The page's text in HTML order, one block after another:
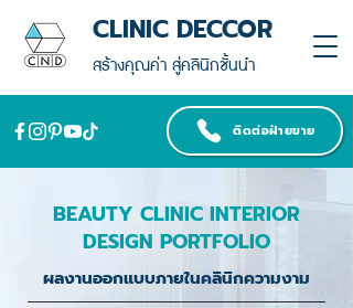
สร้างคุณค่า สู่คลินิกชั้นนำ
CLINIC DECCOR
ติดต่อฝ่ายขาย
BEAUTY CLINIC INTERIOR
DESIGN PORTFOLIO
ผลงานออกแบบภายในคลินิกความงาม